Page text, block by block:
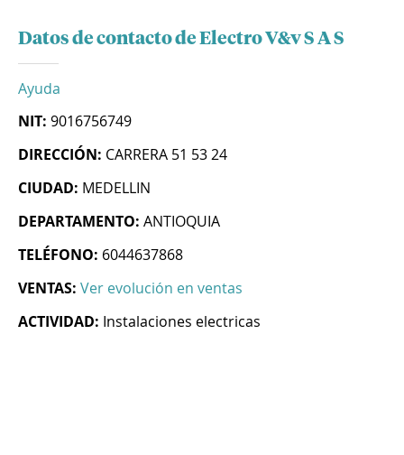
Datos de contacto de Electro V&v S A S
Ayuda
NIT: 9016756749
DIRECCIÓN: CARRERA 51 53 24
CIUDAD: MEDELLIN
DEPARTAMENTO: ANTIOQUIA
TELÉFONO: 6044637868
VENTAS: Ver evolución en ventas
ACTIVIDAD: Instalaciones electricas